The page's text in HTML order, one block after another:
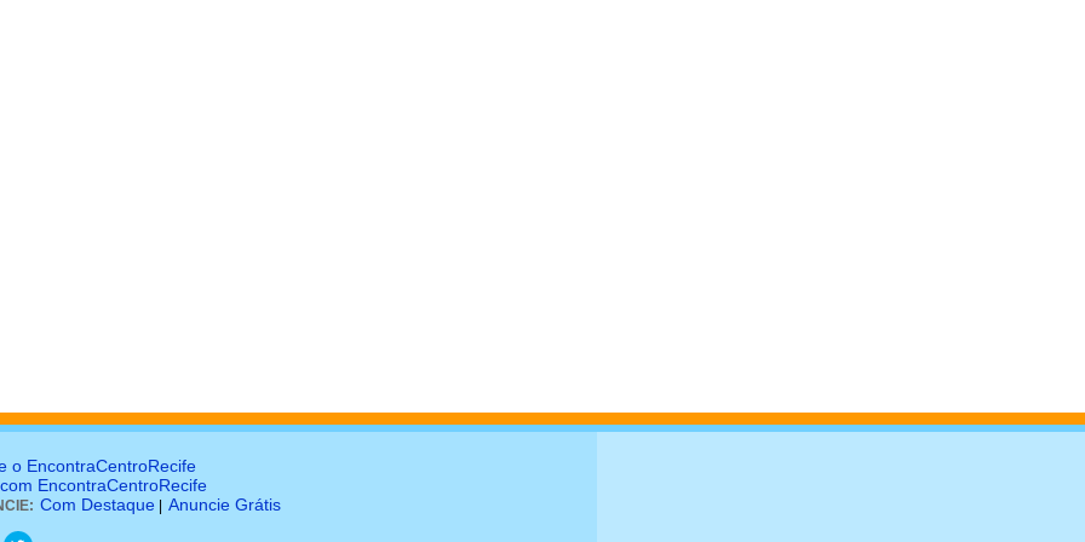
o EncontraCentroRecife
EncontraCentroRecife
Com Destaque Anuncie Grátis